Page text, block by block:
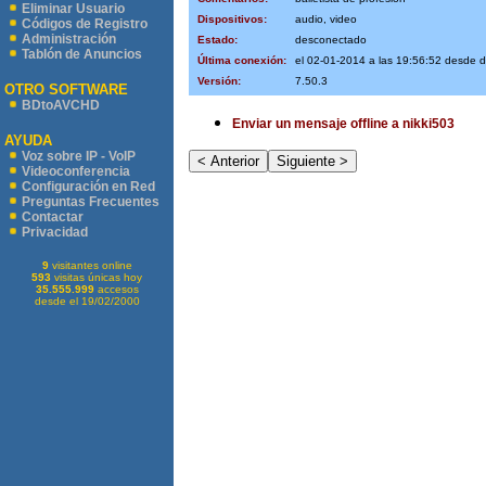
Eliminar Usuario
Códigos de Registro
Administración
Tablón de Anuncios
OTRO SOFTWARE
BDtoAVCHD
AYUDA
Voz sobre IP - VoIP
Videoconferencia
Configuración en Red
Preguntas Frecuentes
Contactar
Privacidad
9visitantes online
593 visitas únicas hoy
35.555.999accesos
desde el 19/02/2000
Dispositivos:
audio, video
Estado:
desconectado
Última conexión:
el 02-01-2014 a las 19:56:52 desde
Versión:
7.50.3
Enviar un mensaje offline a nikki503